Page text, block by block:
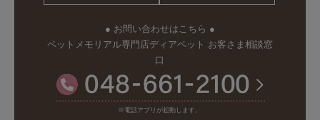
● お問い合わせはこちら ●
ペットメモリアル専門店ディアペット お客さま相談窓
口
※電話アプリが起動します。